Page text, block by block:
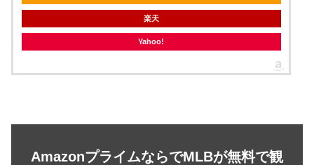
楽天
Yahoo!
AmazonプライムならでMLBが無料で観